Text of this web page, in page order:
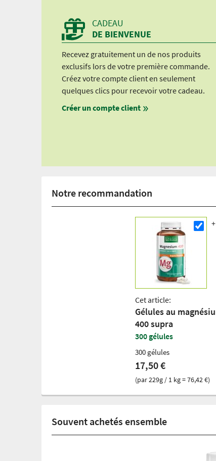
Notre recommandation
Cet article:
Gélules au
400 supra
300 gélules
300 gélules
17,50 €
(par 229g / 1 kg = 76,42 €)
Souvent achetés ensemble
CADEAU
DE BIENVENUE
Recevez gratuitement un de nos produits
exclusifs lors de votre première commande.
Créez votre compte client en seulement
quelques clics pour recevoir votre cadeau.
Créer un compte client